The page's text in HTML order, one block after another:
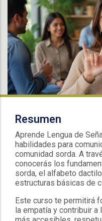
Resumen
Aprende Lengua de
habilidades para
comunidad sorda. A
conocerás los
sorda, el alfabeto
estructuras básicas de
Este curso te permitirá
la empatía y contribuir